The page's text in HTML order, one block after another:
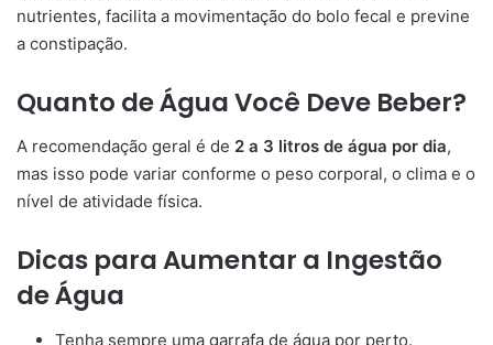
nutrientes, facilita a movimentação do bolo fecal e previne
a constipação.
Quanto de Água Você Deve Beber?
A recomendação geral é de 2 a 3 litros de água por dia,
mas isso pode variar conforme o peso corporal, o clima e o
nível de atividade física.
Dicas para Aumentar a Ingestão
de Água
Tenha sempre uma garrafa de água por perto.